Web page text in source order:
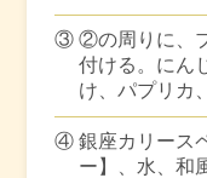
③ ②の周りに、
付ける。にん
け、パプリカ
④ 銀座カリース
ー】、水、和